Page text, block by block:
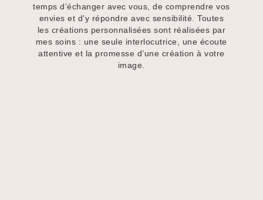
temps d’échanger avec vous, de comprendre vos
envies et d’y répondre avec sensibilité. Toutes
les créations personnalisées sont réalisées par
mes soins : une seule interlocutrice, une écoute
attentive et la promesse d’une création à votre
image.